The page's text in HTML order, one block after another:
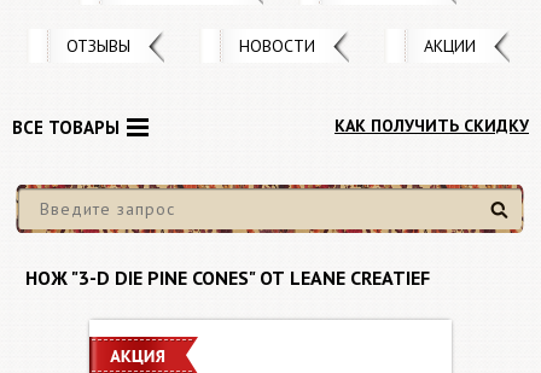
ОТЗЫВЫ НОВОСТИ АКЦИИ
КАК ПОЛУЧИТЬ СКИДКУ
Найти
ВСЕ ТОВАРЫ
НОЖ "3-D DIE PINE CONES" ОТ LEANE CREATIEF